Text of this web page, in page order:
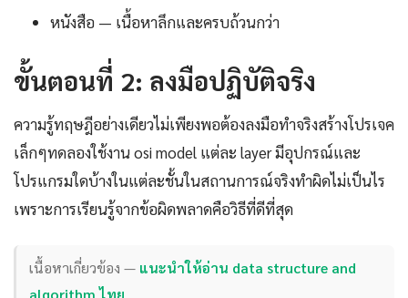
หนังสือ — เนื้อหาลึกและครบถ้วนกว่า
ขั้นตอนที่ 2: ลงมือปฏิบัติจริง
ความรู้ทฤษฎีอย่างเดียวไม่เพียงพอต้องลงมือทำจริงสร้างโปรเจค
เล็กๆทดลองใช้งาน osi model แต่ละ layer มีอุปกรณ์และ
โปรแกรมใดบ้างในแต่ละชั้นในสถานการณ์จริงทำผิดไม่เป็นไร
เพราะการเรียนรู้จากข้อผิดพลาดคือวิธีที่ดีที่สุด
เนื้อหาเกี่ยวข้อง — แนะนำให้อ่าน data structure and
algorithm ไทย